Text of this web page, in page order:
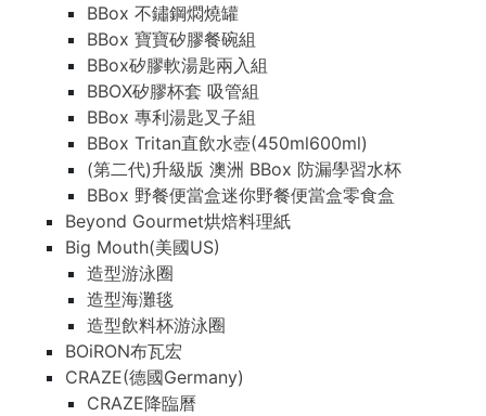
BBox 不鏽鋼燜燒罐
BBox 寶寶矽膠餐碗組
BBox矽膠軟湯匙兩入組
BBOX矽膠杯套 吸管組
BBox 專利湯匙叉子組
BBox Tritan直飲水壺(450ml600ml)
(第二代)升級版 澳洲 BBox 防漏學習水杯
BBox 野餐便當盒迷你野餐便當盒零食盒
Beyond Gourmet烘焙料理紙
Big Mouth(美國US)
造型游泳圈
造型海灘毯
造型飲料杯游泳圈
BOiRON布瓦宏
CRAZE(德國Germany)
CRAZE降臨曆